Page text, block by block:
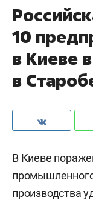
10
в Киеве
в
В Киеве
производства